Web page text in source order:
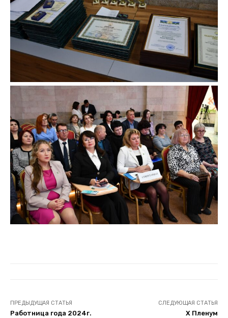
ПРЕДЫДУЩАЯ СТАТЬЯ
Работница года 2024г.
СЛЕДУЮЩАЯ СТАТЬЯ
Х Пленум